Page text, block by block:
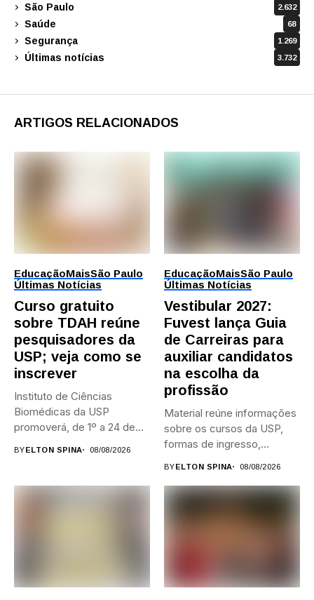
São Paulo 2.632
Saúde 68
Segurança 1.269
Últimas notícias 3.732
ARTIGOS RELACIONADOS
EducaçãoMaisSão Paulo
Últimas Notícias
Curso gratuito
sobre TDAH reúne
pesquisadores da
USP; veja como se
inscrever
Instituto de Ciências
Biomédicas da USP
promoverá, de 1º a 24 de...
BYELTON SPINA 08/08/2026
EducaçãoMaisSão Paulo
Últimas Notícias
Vestibular 2027:
Fuvest lança Guia
de Carreiras para
auxiliar candidatos
na escolha da
profissão
Material reúne informações
sobre os cursos da USP,
formas de ingresso,
BYELTON SPINA 08/08/2026